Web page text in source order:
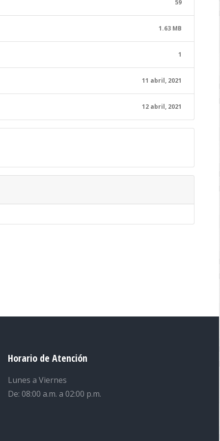
59
1.63 MB
1
11 abril, 2021
12 abril, 2021
Horario de Atención
Lunes a Viernes
De: 08:00 a.m. a 02:00 p.m.